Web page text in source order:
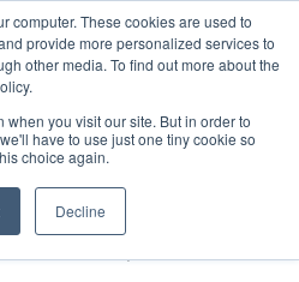
computer. These cookies are used to
provide more personalized services to
other media. To find out more about the
when you visit our site. But in order to
have to use just one tiny cookie so
choice again.
Decline :